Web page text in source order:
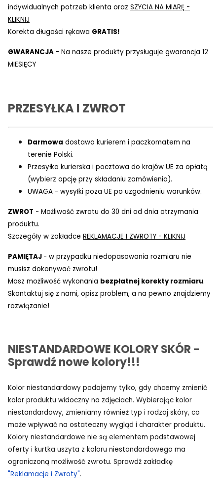
indywidualnych potrzeb klienta oraz SZYCIA NA MIARĘ -
KLIKNIJ
Korekta długości rękawa GRATIS!
GWARANCJA - Na nasze produkty przysługuje gwarancja 12
MIESIĘCY
PRZESYŁKA I ZWROT
Darmowa dostawa kurierem i paczkomatem na
terenie Polski.
Przesyłka kurierska i pocztowa do krajów UE za opłatą
(wybierz opcję przy składaniu zamówienia).
UWAGA - wysyłki poza UE po uzgodnieniu warunków.
ZWROT - Możliwość zwrotu do 30 dni od dnia otrzymania
produktu.
Szczegóły w zakładce REKLAMACJE I ZWROTY - KLIKNIJ
PAMIĘTAJ - w przypadku niedopasowania rozmiaru nie
musisz dokonywać zwrotu!
Masz możliwość wykonania bezpłatnej korekty rozmiaru.
Skontaktuj się z nami, opisz problem, a na pewno znajdziemy
rozwiązanie!
NIESTANDARDOWE KOLORY SKÓR -
Sprawdź nowe kolory!!!
Kolor niestandardowy podajemy tylko, gdy chcemy zmienić
kolor produktu widoczny na zdjęciach. Wybierając kolor
niestandardowy, zmieniamy również typ i rodzaj skóry, co
może wpływać na ostateczny wygląd i charakter produktu.
Kolory niestandardowe nie są elementem podstawowej
oferty i kurtka uszyta z koloru niestandardowego ma
ograniczoną możliwość zwrotu. Sprawdź zakładkę
"Reklamacje i Zwroty".